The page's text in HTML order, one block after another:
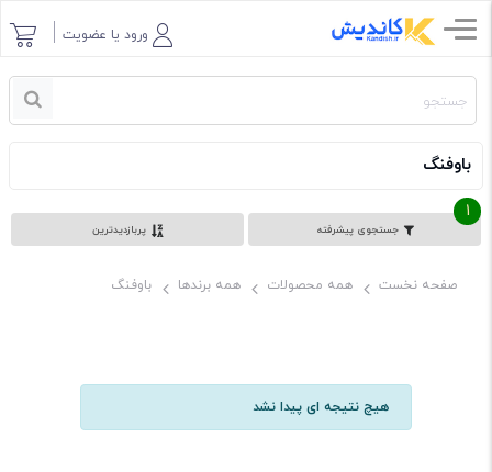
ورود یا عضویت
باوفنگ
جستجوی پیشرفته
1
پربازدیدترین
صفحه نخست همه محصولات همه برندها باوفنگ
هیچ نتیجه ای پیدا نشد